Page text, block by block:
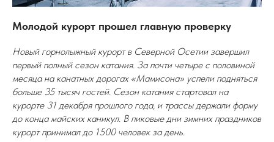
Молодой курорт прошел главную проверку
Новый горнолыжный курорт в Северной Осетии завершил
первый полный сезон катания. За почти четыре с половиной
месяца на канатных дорогах «Мамисона» успели подняться
больше 35 тысяч гостей. Сезон катания стартовал на
курорте 31 декабря прошлого года, и трассы держали форму
до конца майских каникул. В пиковые дни зимних праздников
курорт принимал до 1500 человек за день.